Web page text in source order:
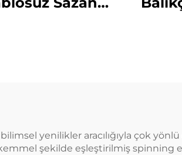
yenilikler aracılığıyla çok
şekilde eşleştirilmiş